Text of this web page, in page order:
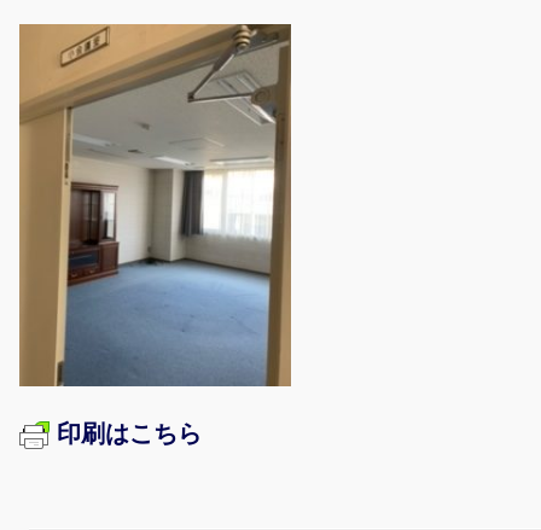
印刷はこちら